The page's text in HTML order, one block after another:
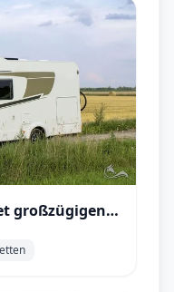
großzügigen